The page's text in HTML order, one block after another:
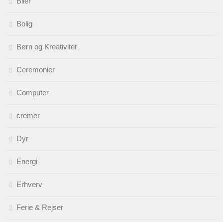
Bolig
Børn og Kreativitet
Ceremonier
Computer
cremer
Dyr
Energi
Erhverv
Ferie & Rejser